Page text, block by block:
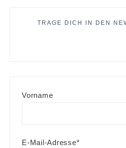
TRAGE DICH IN DEN
Vorname
E-Mail-Adresse*